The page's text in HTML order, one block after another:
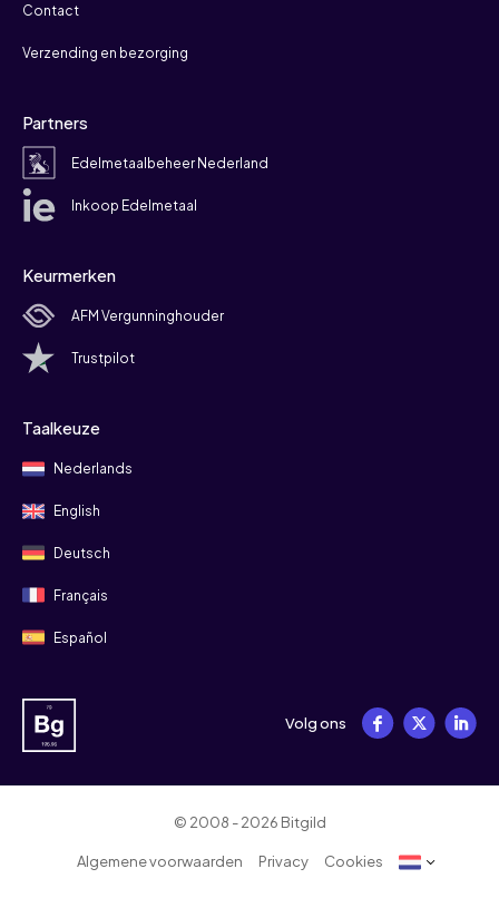
Contact
Verzending en bezorging
Partners
Edelmetaalbeheer Nederland
Inkoop Edelmetaal
Keurmerken
AFM Vergunninghouder
Trustpilot
Taalkeuze
Nederlands
English
Deutsch
Français
Español
Volg ons
© 2008 - 2026 Bitgild
Algemene voorwaarden Privacy Cookies